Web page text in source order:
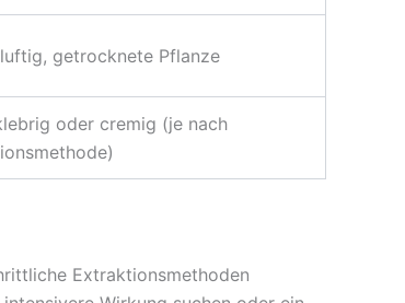
getrocknete Pflanze
oder cremig (je nach
Extraktionsmethoden